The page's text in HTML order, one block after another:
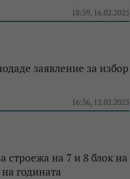
18:59, 16.02.2025
заявление за избор
16:36, 12.02.2025
на 7 и 8 блок на
годината